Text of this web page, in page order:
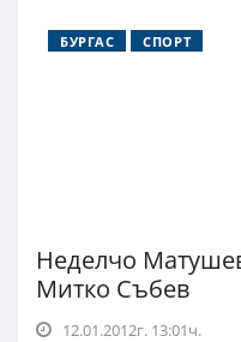
БУРГАС СПОРТ
Неделчо
Митко Събев
12.01.2012г. 13:01ч.